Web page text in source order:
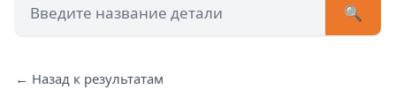
🔍
← Назад к результатам